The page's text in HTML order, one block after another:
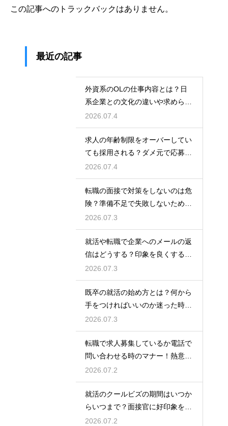
この記事へのトラックバックはありません。
最近の記事
外資系のOLの仕事内容とは？日
系企業との文化の違いや求められ
る英語力とスキル
2026.07.4
求人の年齢制限をオーバーしてい
ても採用される？ダメ元で応募し
て内定を勝ち取る
2026.07.4
転職の面接で対策をしないのは危
険？準備不足で失敗しないための
最低限の心構え
2026.07.3
就活や転職で企業へのメールの返
信はどうする？印象を良くする正
しいマナーと例文
2026.07.3
既卒の就活の始め方とは？何から
手をつければいいのか迷った時に
やるべきステップ
2026.07.3
転職で求人募集しているか電話で
問い合わせる時のマナー！熱意を
伝えるトーク例
2026.07.2
就活のクールビズの期間はいつか
らいつまで？面接官に好印象を与
える正しい服装
2026.07.2